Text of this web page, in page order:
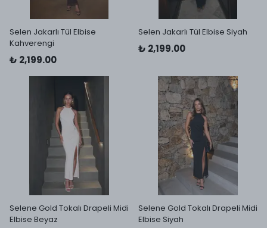
Selen Jakarlı Tül Elbise
Kahverengi
₺ 2,199.00
Selen Jakarlı Tül Elbise Siyah
₺ 2,199.00
Selene Gold Tokalı Drapeli Midi
Elbise Beyaz
Selene Gold Tokalı Drapeli Midi
Elbise Siyah